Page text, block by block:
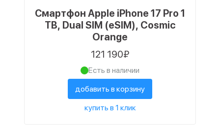
Смартфон Apple iPhone 17 Pro 1
TB, Dual SIM (eSIM), Cosmic
Orange
121 190₽
Есть в наличии
добавить в корзину
купить в 1 клик